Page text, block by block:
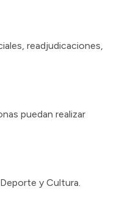
readjudicaciones,
puedan realizar
y Cultura.